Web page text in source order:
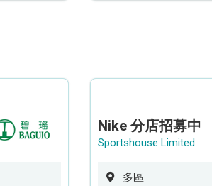
Nike 分店招募中
Sportshouse Limited
多區